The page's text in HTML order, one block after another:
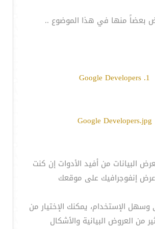
بعضاً منها في هذا الموضوع ..
1. Google Developers
Google Developers.jpg
البيانات من أفيد الأدوات إن كنت
إنفوجرافيك على موقعك
الإستخدام، يمكنك الإختيار من
من العروض البيانية والأشكال